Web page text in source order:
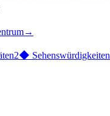
→
2◆ Sehenswürdigkeiten